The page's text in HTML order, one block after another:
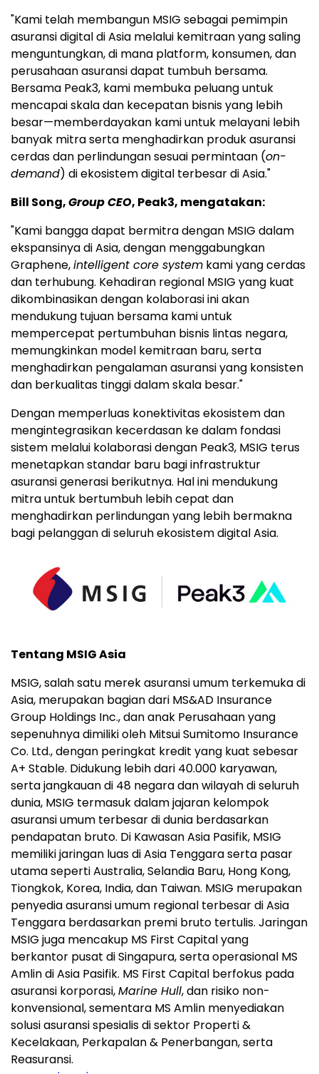
"Kami telah membangun MSIG sebagai pemimpin
asuransi digital di Asia melalui kemitraan yang saling
menguntungkan, di mana platform, konsumen, dan
perusahaan asuransi dapat tumbuh bersama.
Bersama Peak3, kami membuka peluang untuk
mencapai skala dan kecepatan bisnis yang lebih
besar—memberdayakan kami untuk melayani lebih
banyak mitra serta menghadirkan produk asuransi
cerdas dan perlindungan sesuai permintaan (on-
demand) di ekosistem digital terbesar di Asia."
Bill Song,Group CEO, Peak3, mengatakan:
"Kami bangga dapat bermitra dengan MSIG dalam
ekspansinya di Asia, dengan menggabungkan
Graphene,intelligent core system kami yang cerdas
dan terhubung. Kehadiran regional MSIG yang kuat
dikombinasikan dengan kolaborasi ini akan
mendukung tujuan bersama kami untuk
mempercepat pertumbuhan bisnis lintas negara,
memungkinkan model kemitraan baru, serta
menghadirkan pengalaman asuransi yang konsisten
dan berkualitas tinggi dalam skala besar."
Dengan memperluas konektivitas ekosistem dan
mengintegrasikan kecerdasan ke dalam fondasi
sistem melalui kolaborasi dengan Peak3, MSIG terus
menetapkan standar baru bagi infrastruktur
asuransi generasi berikutnya. Hal ini mendukung
mitra untuk bertumbuh lebih cepat dan
menghadirkan perlindungan yang lebih bermakna
bagi pelanggan di seluruh ekosistem digital Asia.
Tentang MSIG Asia
MSIG, salah satu merek asuransi umum terkemuka di
Asia, merupakan bagian dari MS&AD Insurance
Group Holdings Inc., dan anak Perusahaan yang
sepenuhnya dimiliki oleh Mitsui Sumitomo Insurance
Co. Ltd., dengan peringkat kredit yang kuat sebesar
A+ Stable. Didukung lebih dari 40.000 karyawan,
serta jangkauan di 48 negara dan wilayah di seluruh
dunia, MSIG termasuk dalam jajaran kelompok
asuransi umum terbesar di dunia berdasarkan
pendapatan bruto. Di Kawasan Asia Pasifik, MSIG
memiliki jaringan luas di Asia Tenggara serta pasar
utama seperti Australia, Selandia Baru, Hong Kong,
Tiongkok, Korea, India, dan Taiwan. MSIG merupakan
penyedia asuransi umum regional terbesar di Asia
Tenggara berdasarkan premi bruto tertulis. Jaringan
MSIG juga mencakup MS First Capital yang
berkantor pusat di Singapura, serta operasional MS
Amlin di Asia Pasifik. MS First Capital berfokus pada
asuransi korporasi,Marine Hull, dan risiko non-
konvensional, sementara MS Amlin menyediakan
solusi asuransi spesialis di sektor Properti &
Kecelakaan, Perkapalan & Penerbangan, serta
Reasuransi.